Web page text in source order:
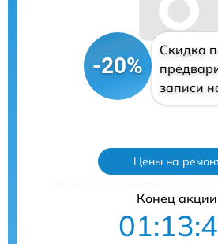
-20%
Скидка
записи
Цены на
Конец акции